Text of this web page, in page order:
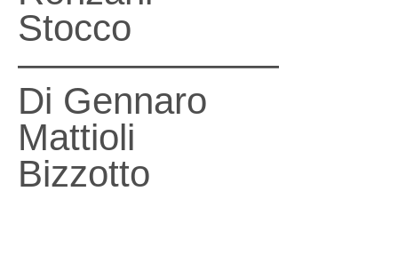
Stocco
———————
Di Gennaro
Mattioli
Bizzotto